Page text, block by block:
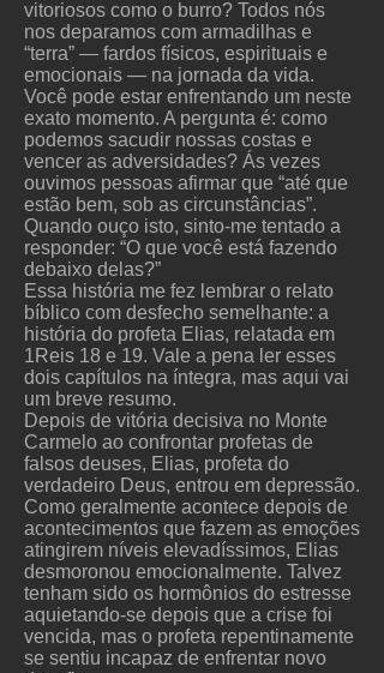
vitoriosos como o burro? Todos nós
nos deparamos com armadilhas e
“terra” — fardos físicos, espirituais e
emocionais — na jornada da vida.
Você pode estar enfrentando um neste
exato momento. A pergunta é: como
podemos sacudir nossas costas e
vencer as adversidades? Ás vezes
ouvimos pessoas afirmar que “até que
estão bem, sob as circunstâncias”.
Quando ouço isto, sinto-me tentado a
responder: “O que você está fazendo
debaixo delas?”
Essa história me fez lembrar o relato
bíblico com desfecho semelhante: a
história do profeta Elias, relatada em
1Reis 18 e 19. Vale a pena ler esses
dois capítulos na íntegra, mas aqui vai
um breve resumo.
Depois de vitória decisiva no Monte
Carmelo ao confrontar profetas de
falsos deuses, Elias, profeta do
verdadeiro Deus, entrou em depressão.
Como geralmente acontece depois de
acontecimentos que fazem as emoções
atingirem níveis elevadíssimos, Elias
desmoronou emocionalmente. Talvez
tenham sido os hormônios do estresse
aquietando-se depois que a crise foi
vencida, mas o profeta repentinamente
se sentiu incapaz de enfrentar novo